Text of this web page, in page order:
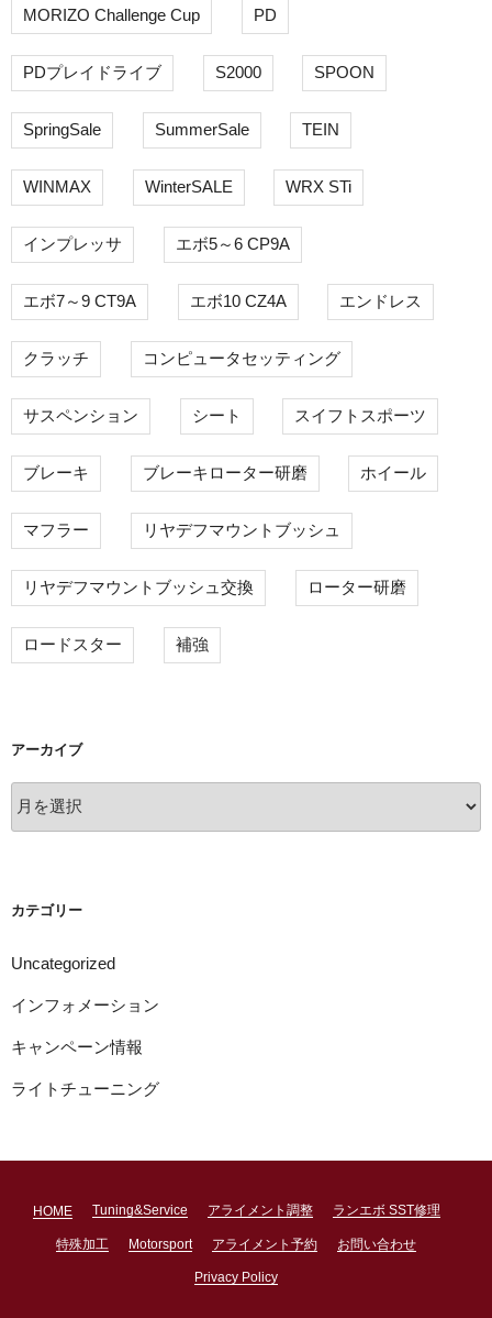
MORIZO Challenge Cup PD
PDプレイドライブ S2000 SPOON
SpringSale SummerSale TEIN
WINMAX WinterSALE WRX STi
インプレッサ エボ5～6 CP9A
エボ7～9 CT9A エボ10 CZ4A エンドレス
クラッチ コンピュータセッティング
サスペンション シート スイフトスポーツ
ブレーキ ブレーキローター研磨 ホイール
マフラー リヤデフマウントブッシュ
リヤデフマウントブッシュ交換 ローター研磨
ロードスター 補強
アーカイブ
ー
カテゴリー
Uncategorized
インフォメーション
キャンペーン情報
ライトチューニング
HOME Tuning&Service アライメント調整 ランエボ SST修理
特殊加工 Motorsport アライメント予約 お問い合わせ
Privacy Policy